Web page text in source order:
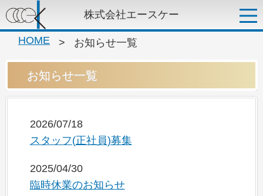
株式会社エースケー
HOME > お知らせ一覧
お知らせ一覧
2026/07/18
スタッフ(正社員)募集
2025/04/30
臨時休業のお知らせ